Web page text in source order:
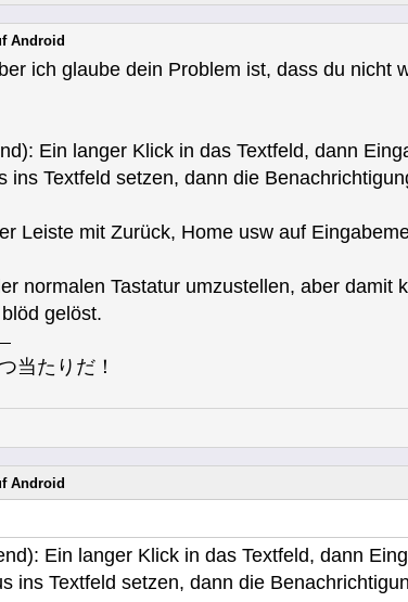
Android
ich glaube dein Problem ist, dass du nicht
Ein langer Klick in das Textfeld, dann
ins Textfeld setzen, dann die
Leiste mit Zurück, Home usw auf
normalen Tastatur umzustellen, aber damit
gelöst.
当たりだ！
Android
Ein langer Klick in das Textfeld, dann
ins Textfeld setzen, dann die